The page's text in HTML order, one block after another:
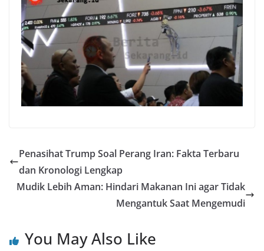
Penasihat Trump Soal Perang Iran: Fakta Terbaru
dan Kronologi Lengkap
Mudik Lebih Aman: Hindari Makanan Ini agar Tidak
Mengantuk Saat Mengemudi
You May Also Like